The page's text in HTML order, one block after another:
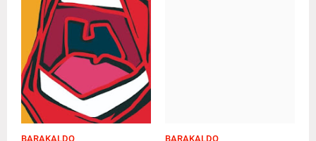
BARAKALDO BARAKALDO